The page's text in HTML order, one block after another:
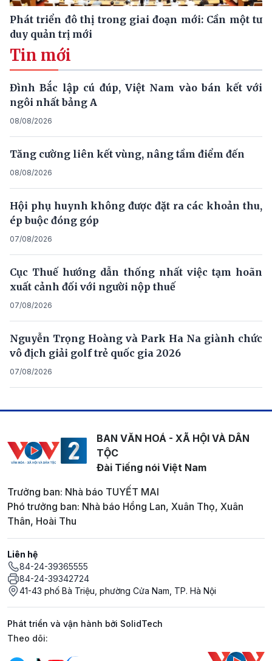
Phát triển đô thị trong giai đoạn mới: Cần một tư
duy quản trị mới
Tin mới
Đình Bắc lập cú đúp, Việt Nam vào bán kết với
ngôi nhất bảng A
08/08/2026
Tăng cường liên kết vùng, nâng tầm điểm đến
08/08/2026
Hội phụ huynh không được đặt ra các khoản thu,
ép buộc đóng góp
07/08/2026
Cục Thuế hướng dẫn thống nhất việc tạm hoãn
xuất cảnh đối với người nộp thuế
07/08/2026
Nguyễn Trọng Hoàng và Park Ha Na giành chức
vô địch giải golf trẻ quốc gia 2026
07/08/2026
BAN VĂN HOÁ - XÃ HỘI VÀ DÂN
TỘC
Đài Tiếng nói Việt Nam
Trưởng ban: Nhà báo TUYẾT MAI
Phó trưởng ban: Nhà báo Hồng Lan, Xuân Thọ, Xuân
Thân, Hoài Thu
Liên hệ
84-24-39365555
84-24-39342724
41-43 phố Bà Triệu, phường Cửa Nam, TP. Hà Nội
Phát triển và vận hành bởi SolidTech
Mạng xã hội
Theo dõi: